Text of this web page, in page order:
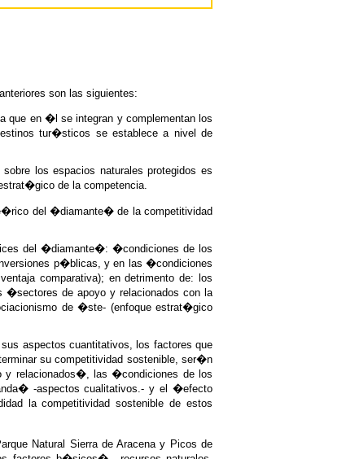
son las siguientes:
que en �l se integran y complementan los
tur�sticos se establece a nivel de
los espacios naturales protegidos es
de la competencia.
del �diamante� de la competitividad
del �diamante�: �condiciones de los
p�blicas, y en las �condiciones
comparativa); en detrimento de: los
de apoyo y relacionados con la
de �ste- (enfoque estrat�gico
aspectos cuantitativos, los factores que
su competitividad sostenible, ser�n
relacionados�, las �condiciones de los
-aspectos cualitativos.- y el �efecto
la competitividad sostenible de estos
Natural Sierra de Aracena y Picos de